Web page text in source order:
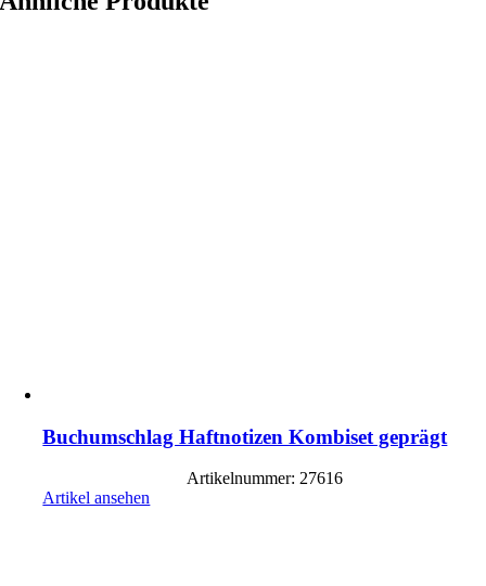
Buchumschlag Haftnotizen Kombiset geprägt
Artikelnummer: 27616
Artikel ansehen